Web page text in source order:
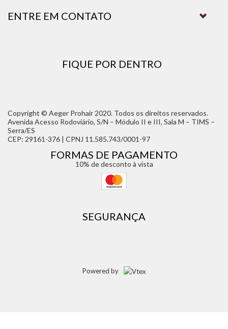
ENTRE EM CONTATO
FIQUE POR DENTRO
Copyright © Aeger Prohair 2020. Todos os direitos reservados.
Avenida Acesso Rodoviário, S/N – Módulo II e III, Sala M – TIMS –
Serra/ES
CEP: 29161-376 | CPNJ 11.585.743/0001-97
FORMAS DE PAGAMENTO
10% de desconto à vista
SEGURANÇA
Powered by